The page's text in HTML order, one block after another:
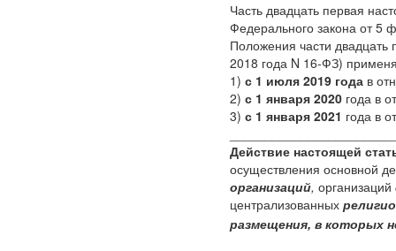
Часть двадцать первая
Федерального закона от 5
Положения части двадцать
2018 года N 16-ФЗ)
1) с 1 июля 2019 года в
2) с 1 января 2020 года в
3) с 1 января 2021 года в
Действие настоящей
осуществления основной
организаций, организаций
централизованных
размещения, в которых